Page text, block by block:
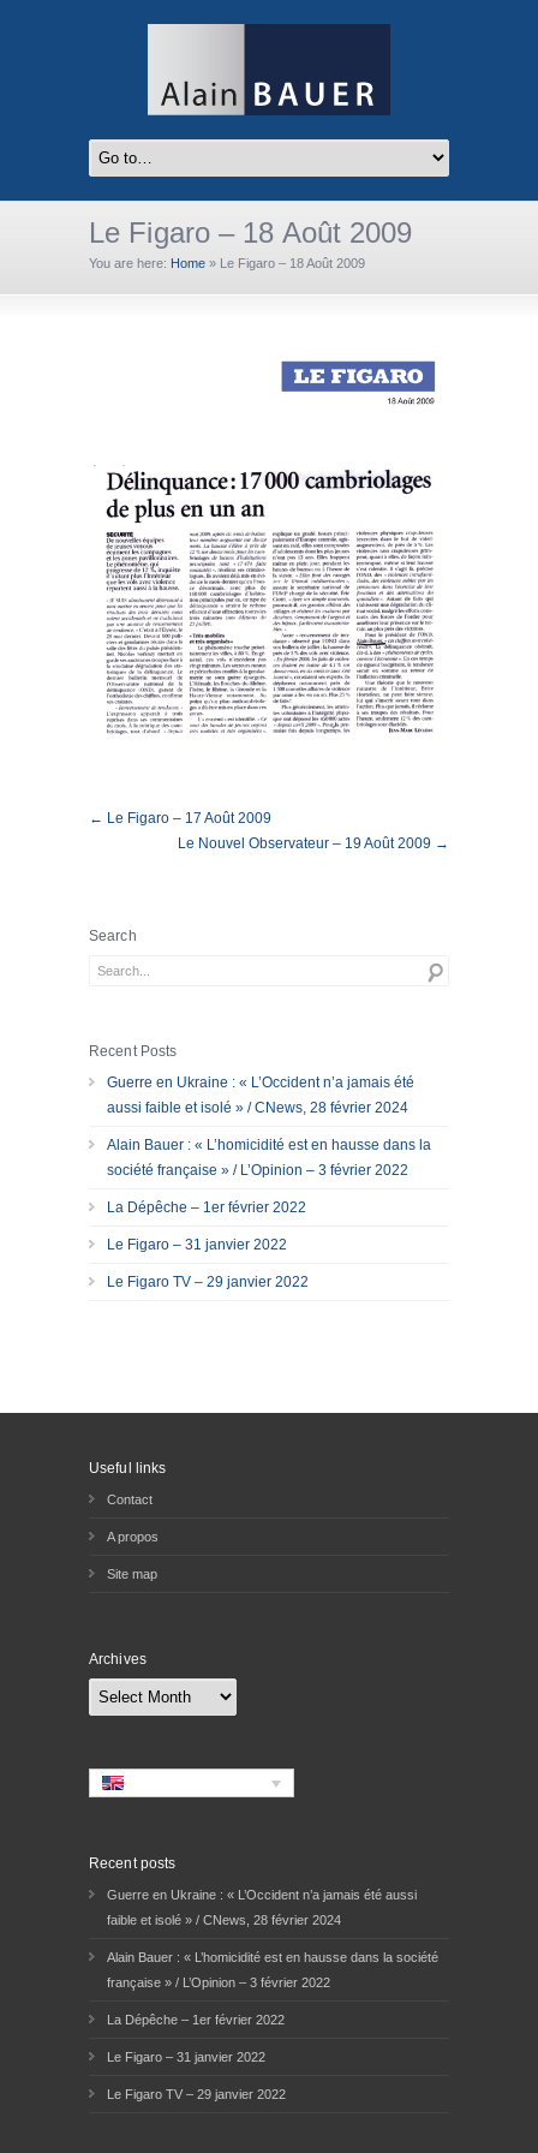
Le Figaro – 18 Août 2009
You are here: Home » Le Figaro – 18 Août 2009
← Le Figaro – 17 Août 2009
Le Nouvel Observateur – 19 Août 2009 →
Search
Recent Posts
Guerre en Ukraine : « L’Occident n’a jamais été
aussi faible et isolé » / CNews, 28 février 2024
Alain Bauer : « L’homicidité est en hausse dans la
société française » / L’Opinion – 3 février 2022
La Dépêche – 1er février 2022
Le Figaro – 31 janvier 2022
Le Figaro TV – 29 janvier 2022
Useful links
Contact
A propos
Site map
Archives
Archives
Recent posts
Guerre en Ukraine : « L’Occident n’a jamais été aussi
faible et isolé » / CNews, 28 février 2024
Alain Bauer : « L’homicidité est en hausse dans la société
française » / L’Opinion – 3 février 2022
La Dépêche – 1er février 2022
Le Figaro – 31 janvier 2022
Le Figaro TV – 29 janvier 2022